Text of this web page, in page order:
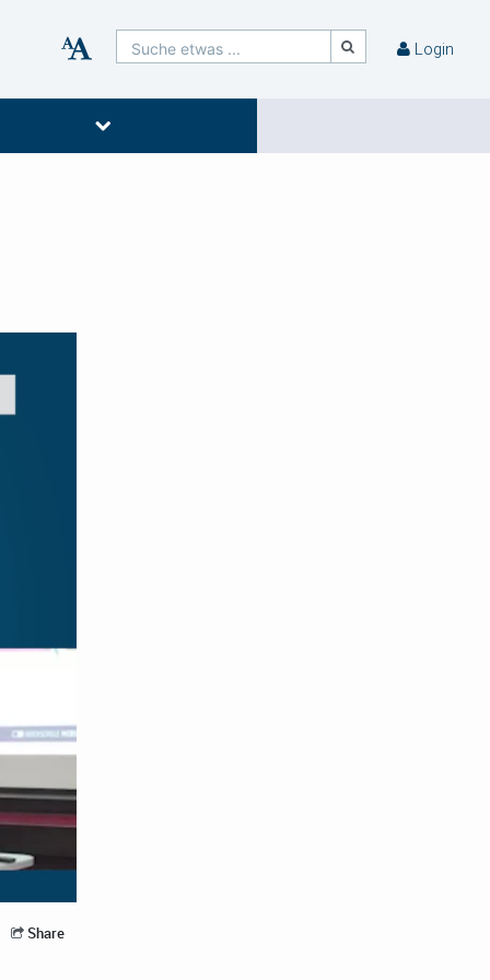
Suche etwas ... Login
Share